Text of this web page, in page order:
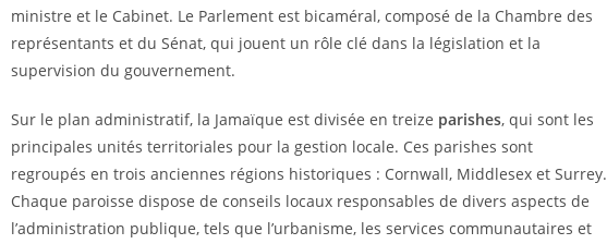
ministre et le Cabinet. Le Parlement est bicaméral, composé de la Chambre des
représentants et du Sénat, qui jouent un rôle clé dans la législation et la
supervision du gouvernement.
Sur le plan administratif, la Jamaïque est divisée en treize parishes, qui sont les
principales unités territoriales pour la gestion locale. Ces parishes sont
regroupés en trois anciennes régions historiques : Cornwall, Middlesex et Surrey.
Chaque paroisse dispose de conseils locaux responsables de divers aspects de
l’administration publique, tels que l’urbanisme, les services communautaires et